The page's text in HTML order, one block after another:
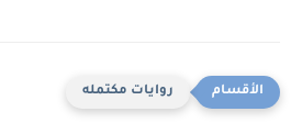
روايات مكتمله